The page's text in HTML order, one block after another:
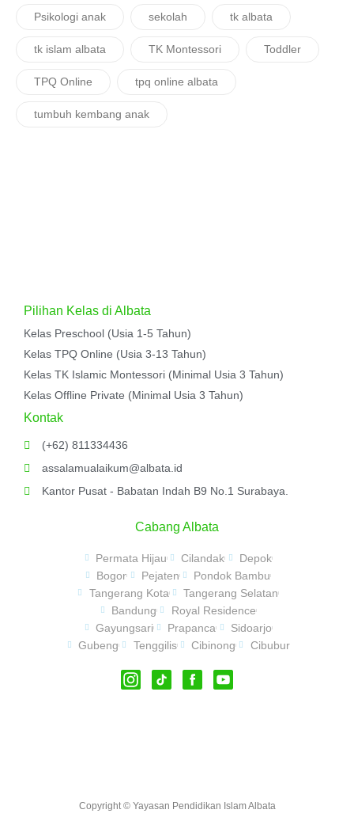
Psikologi anak sekolah tk albata
tk islam albata TK Montessori Toddler
TPQ Online tpq online albata
tumbuh kembang anak
Pilihan Kelas di Albata
Kelas Preschool (Usia 1-5 Tahun)
Kelas TPQ Online (Usia 3-13 Tahun)
Kelas TK Islamic Montessori (Minimal Usia 3 Tahun)
Kelas Offline Private (Minimal Usia 3 Tahun)
Kontak
(+62) 811334436
assalamualaikum@albata.id
Kantor Pusat - Babatan Indah B9 No.1 Surabaya.
Cabang Albata
Permata Hijau Cilandak
Depok
Bogor
Pejaten
Pondok Bambu
Tangerang Kota
Tangerang Selatan
Bandung
Royal Residence
Gayungsari
Prapanca
Sidoarjo
Gubeng
Tenggilis Cibinong Cibubur
Copyright © Yayasan Pendidikan Islam Albata